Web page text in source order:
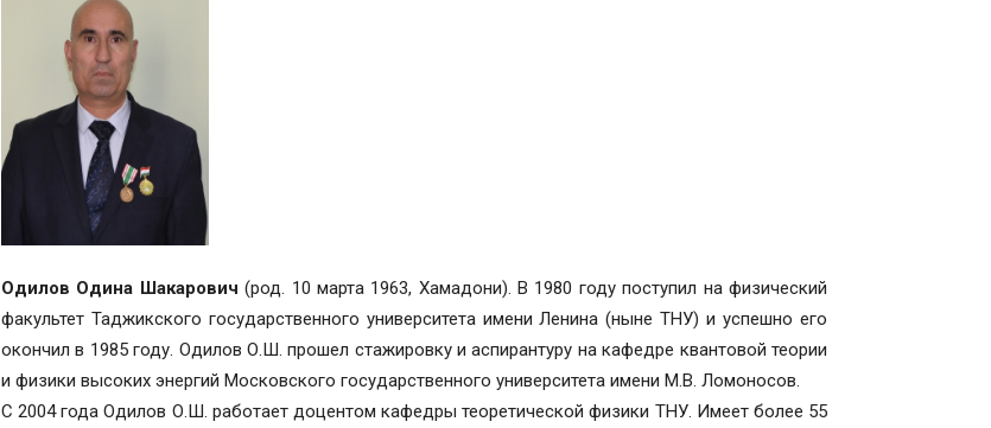
Одилов Одина Шакарович (род. 10 марта 1963, Хамадони). В 1980 году поступил на физический
факультет Таджикского государственного университета имени Ленина (ныне ТНУ) и успешно его
окончил в 1985 году. Одилов О.Ш. прошел стажировку и аспирантуру на кафедре квантовой теории
и физики высоких энергий Московского государственного университета имени М.В. Ломоносов.
С 2004 года Одилов О.Ш. работает доцентом кафедры теоретической физики ТНУ. Имеет более 55